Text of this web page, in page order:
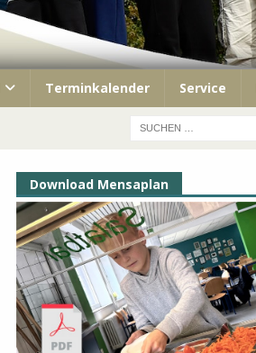
Terminkalender Service
Download Mensaplan